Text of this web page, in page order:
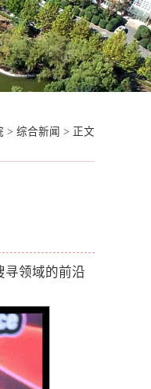
> 综合新闻 > 正文
寻领域的前沿